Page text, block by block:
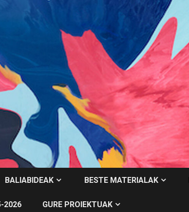
BALIABIDEAK BESTE MATERIALAK
2026 GURE PROIEKTUAK